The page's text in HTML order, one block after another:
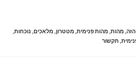
, מהות, מהות פנימית, מטטרון, מלאכים, נוכחות,
, תקשור